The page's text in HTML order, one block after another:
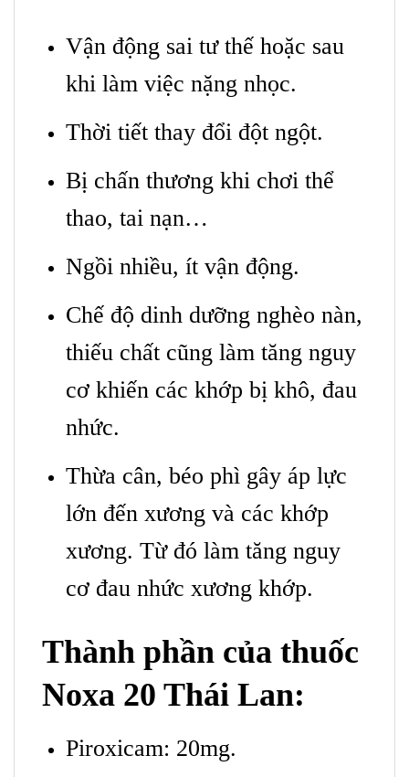
Vận động sai tư thế hoặc sau
khi làm việc nặng nhọc.
Thời tiết thay đổi đột ngột.
Bị chấn thương khi chơi thể
thao, tai nạn…
Ngồi nhiều, ít vận động.
Chế độ dinh dưỡng nghèo nàn,
thiếu chất cũng làm tăng nguy
cơ khiến các khớp bị khô, đau
nhức.
Thừa cân, béo phì gây áp lực
lớn đến xương và các khớp
xương. Từ đó làm tăng nguy
cơ đau nhức xương khớp.
Thành phần của thuốc
Noxa 20 Thái Lan:
Piroxicam: 20mg.